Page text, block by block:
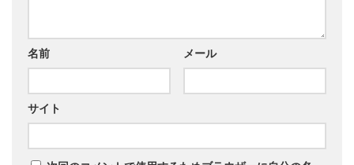
名前 メール
サイト